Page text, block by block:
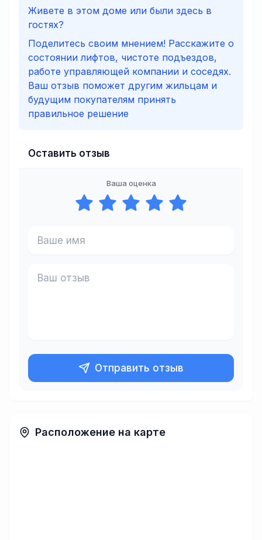
Живете в этом доме или были здесь в
гостях?
Поделитесь своим мнением! Расскажите о
состоянии лифтов, чистоте подъездов,
работе управляющей компании и соседях.
Ваш отзыв поможет другим жильцам и
будущим покупателям принять
правильное решение
Оставить отзыв
Ваша оценка
Отправить отзыв
Расположение на карте